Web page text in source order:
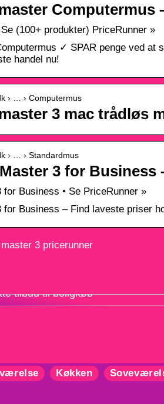
Computermus
(100+ produkter) PriceRunner »
✓ SPAR penge ved
handel nu!
› … › Computermus
3 mac trådløs
› … › Standardmus
3 for Business
Business • Se PriceRunner »
for Business – Find laveste priser
3 pricerunner
tilbud til boligkøb
Køkken